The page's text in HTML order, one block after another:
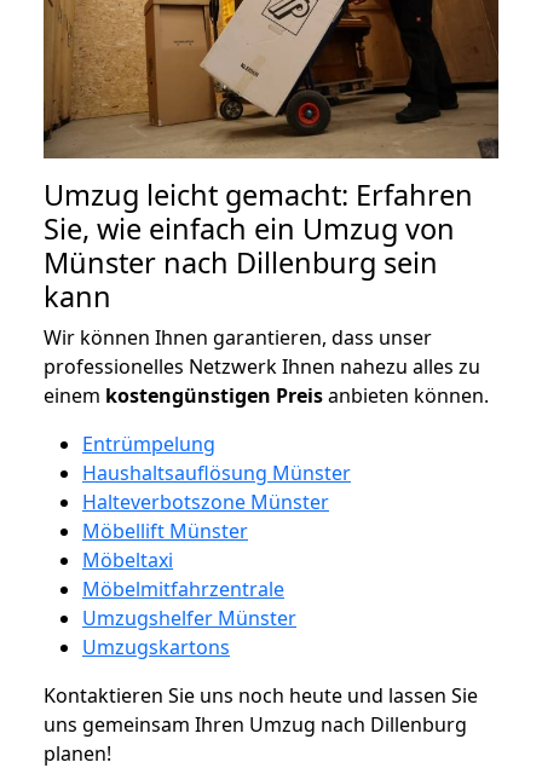
Umzug leicht gemacht: Erfahren
Sie, wie einfach ein Umzug von
Münster nach Dillenburg sein
kann
Wir können Ihnen garantieren, dass unser
professionelles Netzwerk Ihnen nahezu alles zu
einem kostengünstigen Preisanbieten können.
Entrümpelung
Haushaltsauflösung Münster
Halteverbotszone Münster
Möbellift Münster
Möbeltaxi
Möbelmitfahrzentrale
Umzugshelfer Münster
Umzugskartons
Kontaktieren Sie uns noch heute und lassen Sie
uns gemeinsam Ihren Umzug nach Dillenburg
planen!